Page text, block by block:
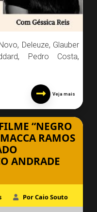
, Deleuze, Glauber
, Pedro Costa,
Veja mais
“NEGRO
RAMOS
ANDRADE
Por Caio Souto